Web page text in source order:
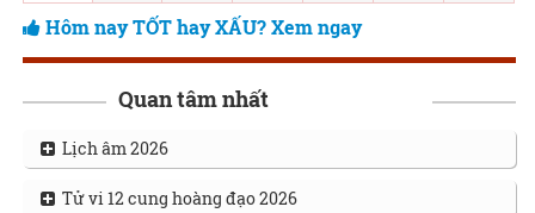
Hôm nay TỐT hay XẤU? Xem ngay
Quan tâm nhất
Lịch âm 2026
Tử vi 12 cung hoàng đạo 2026